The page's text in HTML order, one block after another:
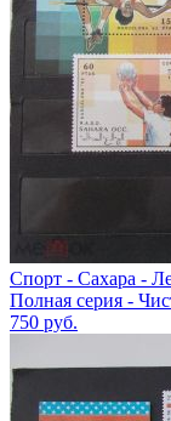
Спорт - Сахара -
Полная серия -
750 руб.